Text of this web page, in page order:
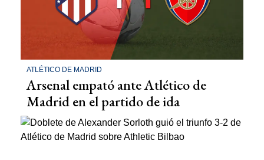
ATLÉTICO DE MADRID
Arsenal empató ante Atlético de
Madrid en el partido de ida